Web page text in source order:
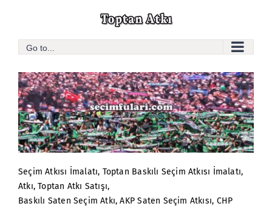
Go to...
Seçim Atkısı İmalatı, Toptan Baskılı Seçim Atkısı İmalatı,
Atkı, Toptan Atkı Satışı,
Baskılı Saten Seçim Atkı, AKP Saten Seçim Atkısı, CHP